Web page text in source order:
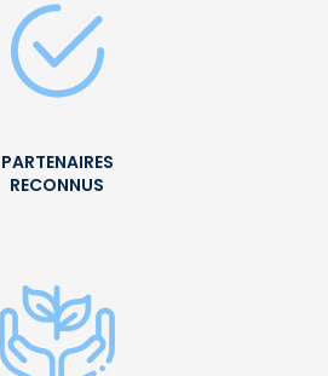
PARTENAIRES
RECONNUS